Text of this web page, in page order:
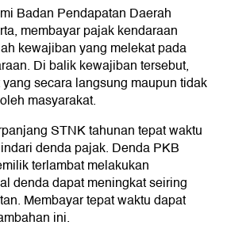
Badan Pendapatan Daerah
membayar pajak kendaraan
kewajiban yang melekat pada
Di balik kewajiban tersebut,
secara langsung maupun tidak
masyarakat.
STNK tahunan tepat waktu
denda pajak. Denda PKB
terlambat melakukan
denda dapat meningkat seiring
Membayar tepat waktu dapat
ini.